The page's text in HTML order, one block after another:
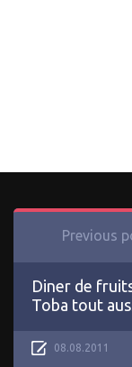
Previous
Diner de
Toba tout
08.08.2011